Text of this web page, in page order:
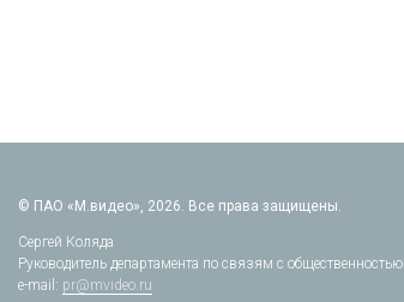
© ПАО «М.видео», 2026. Все права защищены.
Сергей Коляда
Руководитель департамента по связям с общественностью
e-mail: pr@mvideo.ru